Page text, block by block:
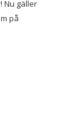
Nu gäller
på